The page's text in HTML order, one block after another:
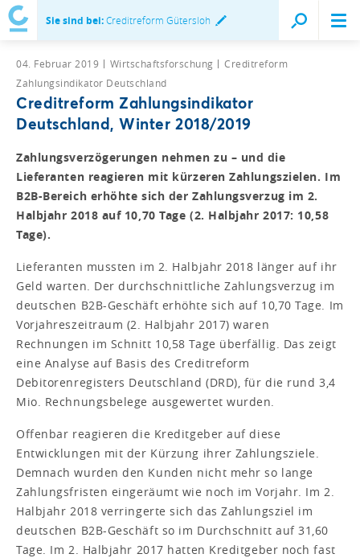
Sie sind bei:Creditreform Gütersloh
04. Februar 2019 Wirtschaftsforschung
Creditreform
Zahlungsindikator Deutschland
Creditreform Zahlungsindikator
Deutschland, Winter 2018/2019
Zahlungsverzögerungen nehmen zu – und die
Lieferanten reagieren mit kürzeren Zahlungszielen. Im
B2B-Bereich erhöhte sich der Zahlungsverzug im 2.
Halbjahr 2018 auf 10,70 Tage (2. Halbjahr 2017: 10,58
Tage).
Lieferanten mussten im 2. Halbjahr 2018 länger auf ihr
Geld warten. Der durchschnittliche Zahlungsverzug im
deutschen B2B-Geschäft erhöhte sich auf 10,70 Tage. Im
Vorjahreszeitraum (2. Halbjahr 2017) waren
Rechnungen im Schnitt 10,58 Tage überfällig. Das zeigt
eine Analyse auf Basis des Creditreform
Debitorenregisters Deutschland (DRD), für die rund 3,4
Mio. Rechnungsbelege ausgewertet wurden.
Offenbar reagieren die Kreditgeber auf diese
Entwicklungen mit der Kürzung ihrer Zahlungsziele.
Demnach wurden den Kunden nicht mehr so lange
Zahlungsfristen eingeräumt wie noch im Vorjahr. Im 2.
Halbjahr 2018 verringerte sich das Zahlungsziel im
deutschen B2B-Geschäft so im Durchschnitt auf 31,60
Tage. Im 2. Halbjahr 2017 hatten Kreditgeber noch fast